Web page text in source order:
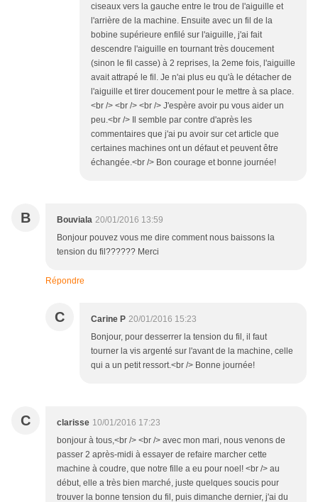
ciseaux vers la gauche entre le trou de l'aiguille et
l'arrière de la machine. Ensuite avec un fil de la
bobine supérieure enfilé sur l'aiguille, j'ai fait
descendre l'aiguille en tournant très doucement
(sinon le fil casse) à 2 reprises, la 2eme fois, l'aiguille
avait attrapé le fil. Je n'ai plus eu qu'à le détacher de
l'aiguille et tirer doucement pour le mettre à sa place.
<br /> <br /> <br /> J'espère avoir pu vous aider un
peu.<br /> Il semble par contre d'après les
commentaires que j'ai pu avoir sur cet article que
certaines machines ont un défaut et peuvent être
échangée.<br /> Bon courage et bonne journée!
B Bouviala 20/01/2016 13:59
Bonjour pouvez vous me dire comment nous baissons la
tension du fil?????? Merci
Répondre
C Carine P 20/01/2016 15:23
Bonjour, pour desserrer la tension du fil, il faut
tourner la vis argenté sur l'avant de la machine, celle
qui a un petit ressort.<br /> Bonne journée!
C clarisse 10/01/2016 17:23
bonjour à tous,<br /> <br /> avec mon mari, nous venons de
passer 2 après-midi à essayer de refaire marcher cette
machine à coudre, que notre fille a eu pour noel! <br /> au
début, elle a très bien marché, juste quelques soucis pour
trouver la bonne tension du fil, puis dimanche dernier, j'ai du